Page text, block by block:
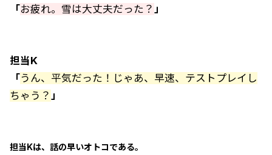
「お疲れ。雪は大丈夫だった？ 」
担当K
「うん、平気だった！じゃあ、早速、テストプレイし
ちゃう？ 」
担当Kは、話の早いオトコである。